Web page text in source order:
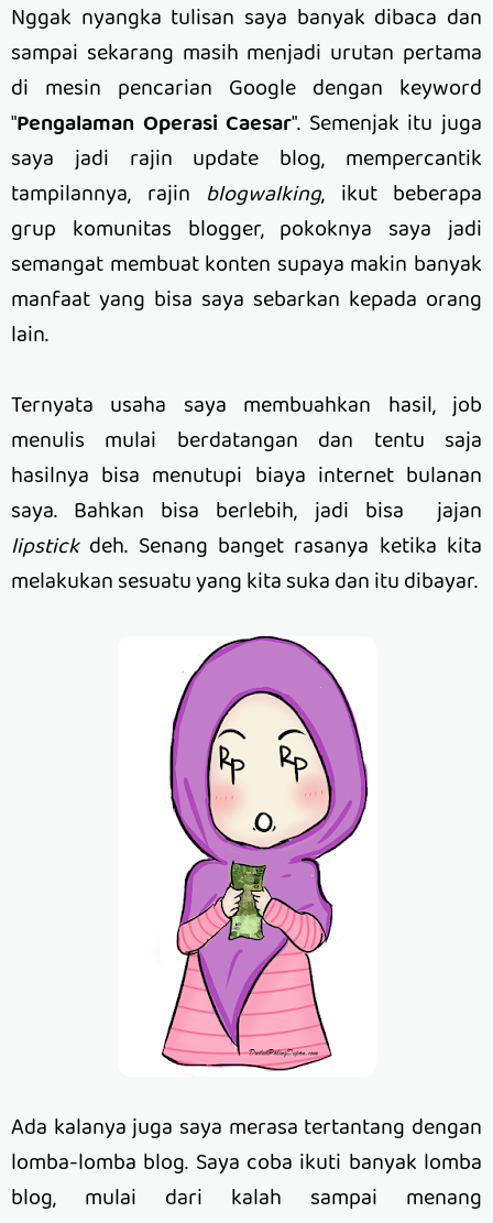
Nggak nyangka tulisan saya banyak dibaca dan
sampai sekarang masih menjadi urutan pertama
di mesin pencarian Google dengan keyword
"Pengalaman Operasi Caesar". Semenjak itu juga
saya jadi rajin update blog, mempercantik
tampilannya, rajin blogwalking, ikut beberapa
grup komunitas blogger, pokoknya saya jadi
semangat membuat konten supaya makin banyak
manfaat yang bisa saya sebarkan kepada orang
lain.
Ternyata usaha saya membuahkan hasil, job
menulis mulai berdatangan dan tentu saja
hasilnya bisa menutupi biaya internet bulanan
saya. Bahkan bisa berlebih, jadi bisa jajan
lipstickdeh. Senang banget rasanya ketika kita
melakukan sesuatu yang kita suka dan itu dibayar.
Ada kalanya juga saya merasa tertantang dengan
lomba-lomba blog. Saya coba ikuti banyak lomba
blog, mulai dari kalah sampai menang